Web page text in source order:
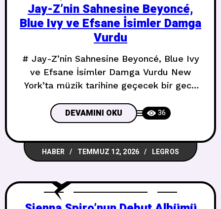
Jay-Z’nin Sahnesine Beyoncé,
Blue Ivy ve Efsane İsimler Damga
Vurdu
# Jay-Z’nin Sahnesine Beyoncé, Blue Ivy
ve Efsane İsimler Damga Vurdu New
York’ta müzik tarihine geçecek bir gece
dolu unutulmaz bir açılış gecesiyle
başladı. ## Yankee Stadium’da Tarihi
Gece Jay-Z, New York’un efsanevi
Yankee Stadium’unda üç gecelik serisine
müzik
DEVAMINI OKU 36
HABER TEMMUZ 12, 2026 LEGROS